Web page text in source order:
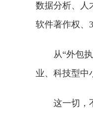
数据分析、人
软件著作权、3
从“外包
业、科技型中
这一切，